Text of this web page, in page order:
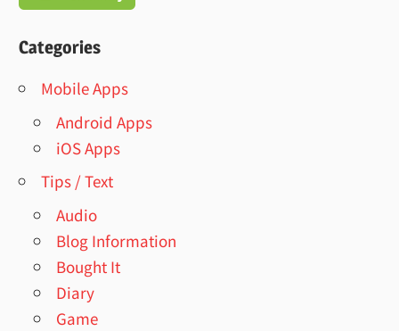
Categories
Mobile Apps
Android Apps
iOS Apps
Tips / Text
Audio
Blog Information
Bought It
Diary
Game